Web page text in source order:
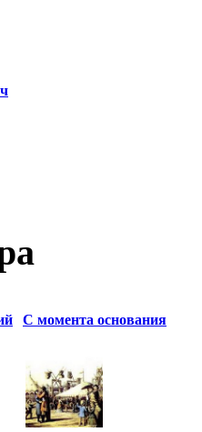
С момента основания